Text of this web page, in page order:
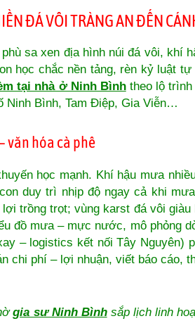
ĐÁ VÔI TRÀNG AN ĐẾN
sa xen địa hình núi đá vôi, khí
học chắc nền tảng, rèn kỷ luật tự
tại nhà ở Ninh Bìnhtheo lộ trình
Ninh Bình, Tam Điệp, Gia Viễn…
văn hóa cà phê
học mạnh. Khí hậu mưa
duy trì nhịp độ ngay cả khi
trồng trọt; vùng karst đá vôi
đồ mưa – mực nước, mô phỏng
– logistics kết nối Tây Nguyên)
chi phí – lợi nhuận, viết báo cáo,
gia sư Ninh Bìnhsắp lịch linh